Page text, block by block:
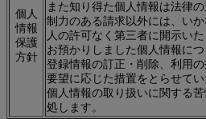
個人
情報
保護
方針
また知り得た個人情報は法律
制力のある請求以外には、い
人の許可なく第三者に開示いた
お預かりしました個人情報に
登録情報の訂正・削除、利用
要望に応じた措置をとらせてい
個人情報の取り扱いに関する
処します。